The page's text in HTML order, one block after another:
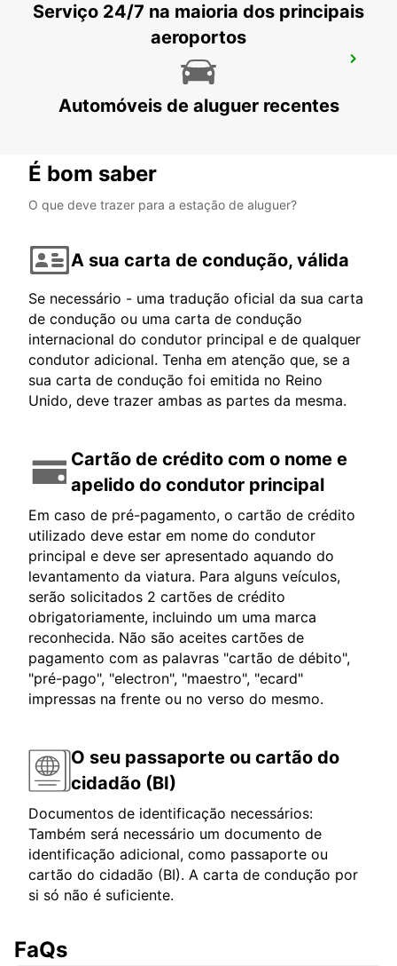
AEROPORTO DE BURBANK
BURBANK - UNITED STATES OF AMERICA
Serviço 24/7 na maioria dos principais
aeroportos
Automóveis de aluguer recentes
É bom saber
O que deve trazer para a estação de aluguer?
A sua carta de condução, válida
Se necessário - uma tradução oficial da sua carta
de condução ou uma carta de condução
internacional do condutor principal e de qualquer
condutor adicional. Tenha em atenção que, se a
sua carta de condução foi emitida no Reino
Unido, deve trazer ambas as partes da mesma.
Cartão de crédito com o nome e
apelido do condutor principal
Em caso de pré-pagamento, o cartão de crédito
utilizado deve estar em nome do condutor
principal e deve ser apresentado aquando do
levantamento da viatura. Para alguns veículos,
serão solicitados 2 cartões de crédito
obrigatoriamente, incluindo um uma marca
reconhecida. Não são aceites cartões de
pagamento com as palavras "cartão de débito",
"pré-pago", "electron", "maestro", "ecard"
impressas na frente ou no verso do mesmo.
O seu passaporte ou cartão do
cidadão (BI)
Documentos de identificação necessários:
Também será necessário um documento de
identificação adicional, como passaporte ou
cartão do cidadão (BI). A carta de condução por
si só não é suficiente.
FaQs